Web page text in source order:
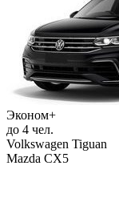
Эконом+
до 4 чел.
Volkswagen Tiguan
Mazda CX5